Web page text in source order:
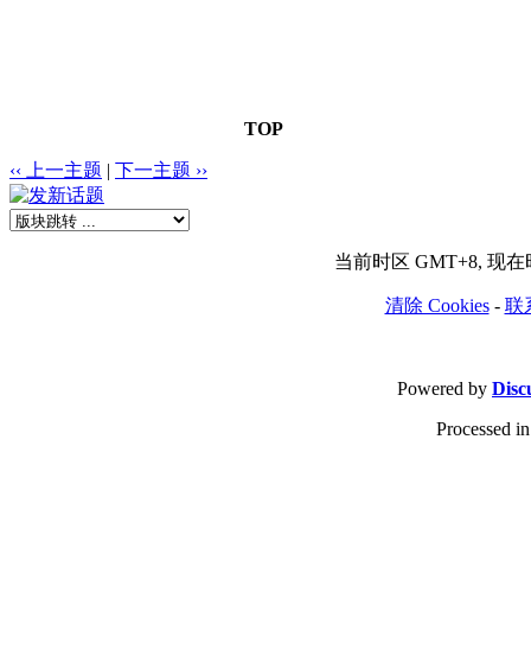
TOP
‹‹ 上一主题 | 下一主题 ››
当前时区 GMT+8, 现在
清除 Cookies- 联
Powered by
Processed